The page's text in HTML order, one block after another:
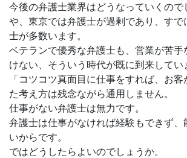
今後の弁護士業界はどうなっていくので
や、東京では弁護士が過剰であり、す
士が多数います。
ベテランで優秀な弁護士も、営業が苦手
けない、そういう時代が既に到来してい
「コツコツ真面目に仕事をすれば、お
た考え方は残念ながら通用しません。
仕事がない弁護士は無力です。
弁護士は仕事がなければ経験もできず、
いからです。
ではどうしたらよいのでしょうか。